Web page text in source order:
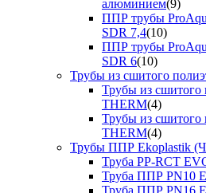
алюминием(9)
ППР трубы
SDR 7,4(10)
ППР трубы
SDR 6(10)
Трубы из сшитого
Трубы из сшитого
THERM(4)
Трубы из сшитого
THERM(4)
Трубы ППР Ekoplastik
Труба PP-RCT
Труба ППР PN10
Труба ППР PN16